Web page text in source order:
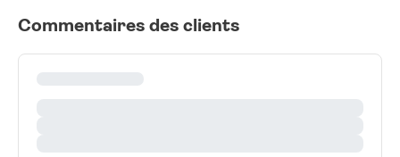
Commentaires des clients